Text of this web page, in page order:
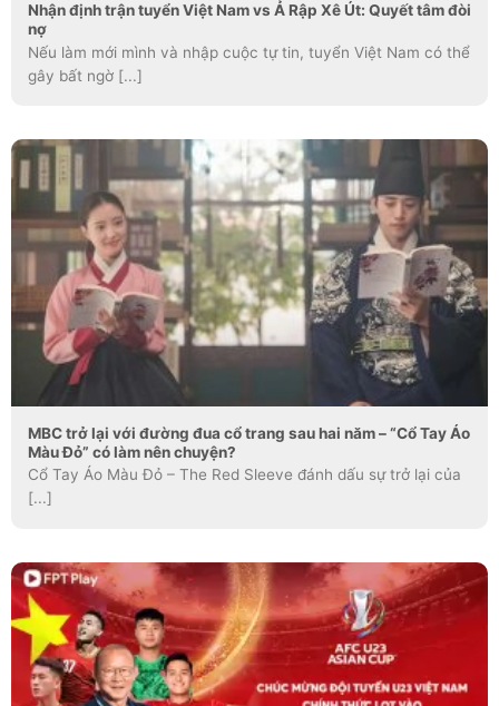
Nhận định trận tuyển Việt Nam vs Ả Rập Xê Út: Quyết tâm đòi
nợ
Nếu làm mới mình và nhập cuộc tự tin, tuyển Việt Nam có thể
gây bất ngờ [...]
MBC trở lại với đường đua cổ trang sau hai năm – “Cổ Tay Áo
Màu Đỏ” có làm nên chuyện?
Cổ Tay Áo Màu Đỏ – The Red Sleeve đánh dấu sự trở lại của
[...]